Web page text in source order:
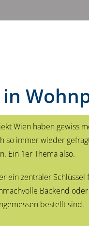
Wien haben gewiss
so immer wieder
Ein 1er Thema also.
ein zentraler
Backend
bestellt sind.